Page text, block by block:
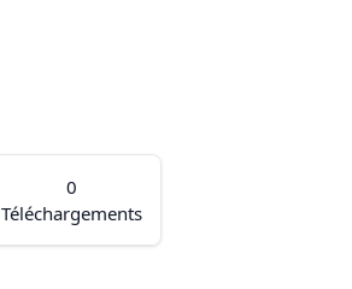
0
Téléchargements